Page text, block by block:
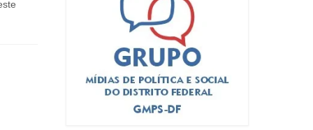
11 de fevereiro de 2022
Há 14 anos, Fernando Luiz Brandão
Salim, 48 anos, mantém um
restaurante na Feira dos...